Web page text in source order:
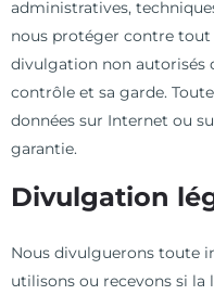
administratives,
nous protéger contre
divulgation non autorisés
contrôle et sa garde.
données sur Internet ou
garantie.
Divulgation
Nous divulguerons toute
utilisons ou recevons si la